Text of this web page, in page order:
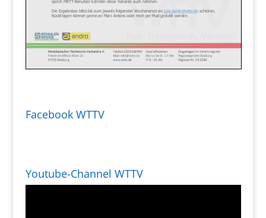
Facebook WTTV
Youtube-Channel WTTV